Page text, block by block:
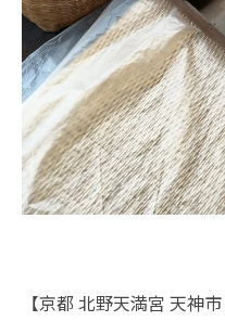
【京都 北野天満宮 天神